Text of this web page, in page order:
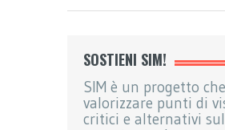
SOSTIENI SIM!
SIM è un progetto
valorizzare punti di
critici e alternativi sul